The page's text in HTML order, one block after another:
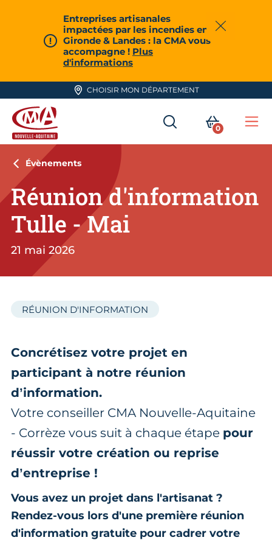
Entreprises artisanales
impactées par les incendies en
Gironde & Landes : la CMA vous
accompagne ! Plus
d'informations
Fermer
CHOISIR MON DÉPARTEMENT
CMA Nouvelle-Aquitaine
RECHERCHER
MON
0
Évènements
Réunion d'information
Tulle - Mai
21 mai 2026
RÉUNION D'INFORMATION
Concrétisez votre projet en
participant à notre réunion
d’information.
Votre conseiller CMA Nouvelle-Aquitaine
- Corrèze vous suit à chaque étape pour
réussir votre création ou reprise
d’entreprise !
Vous avez un projet dans l'artisanat ?
Rendez-vous lors d'une première réunion
d'information gratuite pour cadrer votre